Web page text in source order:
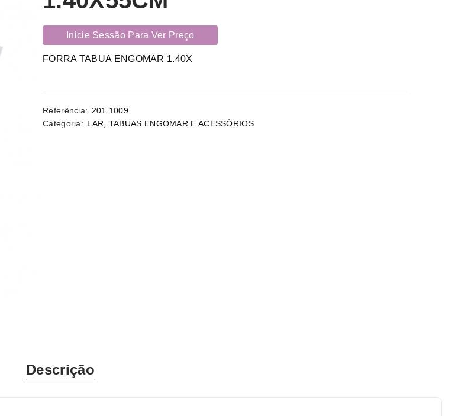
Inicie Sessão Para Ver Preço
FORRA TABUA ENGOMAR 1.40X
Referência: 201.1009
Categoria: LAR TABUAS ENGOMAR E ACESSÓRIOS
Descrição